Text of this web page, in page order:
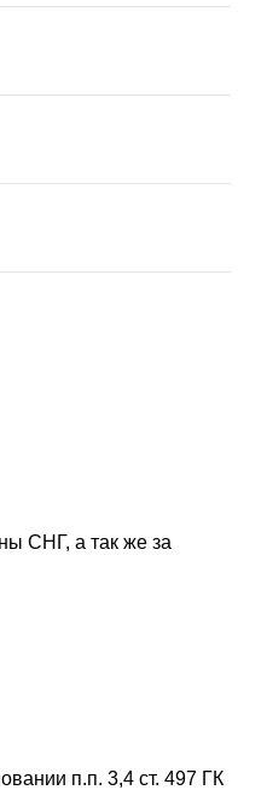
СНГ, а так же за
п.п. 3,4 ст. 497 ГК